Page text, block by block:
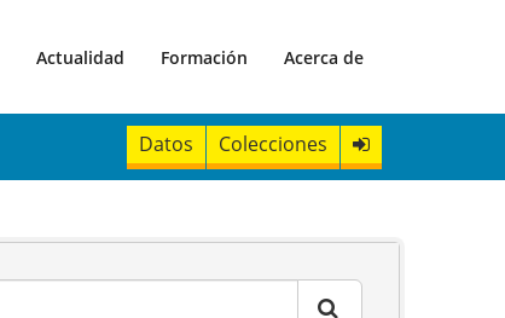
Actualidad Formación Acerca de
Datos Colecciones